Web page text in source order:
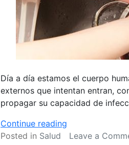
Día a día estamos el cuerpo
externos que intentan entran,
propagar su capacidad de
Continue reading
los
Posted in Salud Leave a